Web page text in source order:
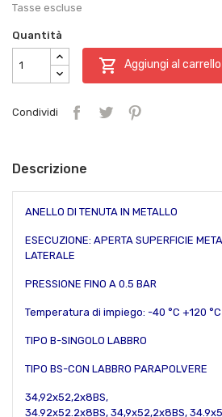
Tasse escluse
Quantità
 Aggiungi al carrello
Condividi
Descrizione
ANELLO DI TENUTA IN METALLO
ESECUZIONE: APERTA SUPERFICIE
LATERALE
PRESSIONE FINO A 0.5 BAR
Temperatura di impiego: -40 °C +120 °C
TIPO B-SINGOLO LABBRO
TIPO BS-CON LABBRO PARAPOLVERE
34,92x52,2x8BS,
34.92x52.2x8BS, 34,9x52,2x8BS, 34.9x